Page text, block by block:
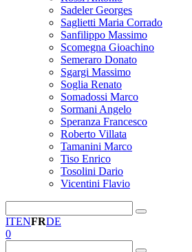
Sadeler Georges
Saglietti Maria Corrado
Sanfilippo Massimo
Scomegna Gioachino
Semeraro Donato
Sgargi Massimo
Soglia Renato
Somadossi Marco
Sormani Angelo
Speranza Francesco
Roberto Villata
Tamanini Marco
Tiso Enrico
Tosolini Dario
Vicentini Flavio
ITENFRDE
0